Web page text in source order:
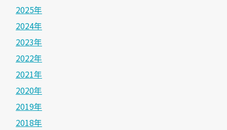
2025年
2024年
2023年
2022年
2021年
2020年
2019年
2018年